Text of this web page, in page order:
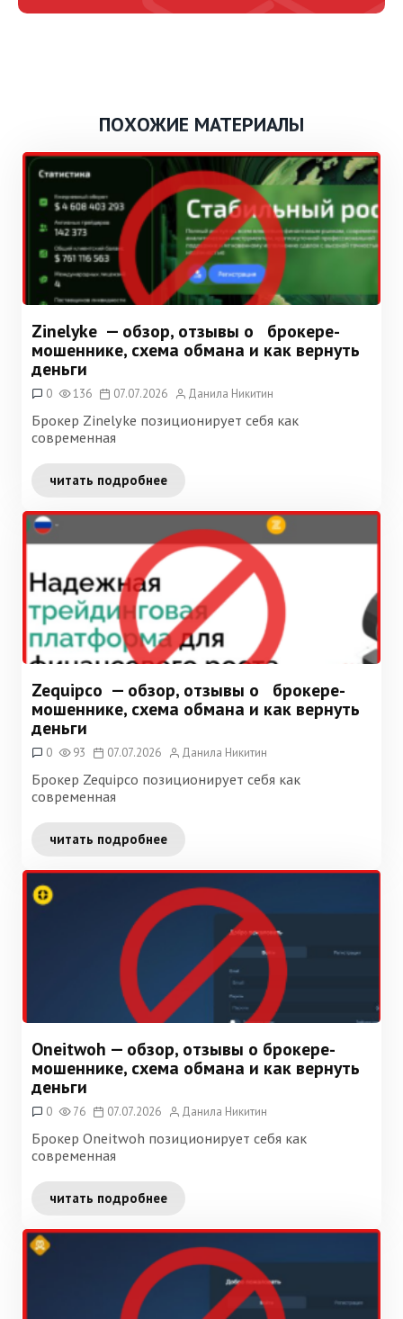
ПОХОЖИЕ МАТЕРИАЛЫ
Zinelyke — обзор, отзывы о брокере-
мошеннике, схема обмана и как вернуть
деньги
0 136 07.07.2026 Данила Никитин
Брокер Zinelyke позиционирует себя как
современная
читать подробнее
Zequipco — обзор, отзывы о брокере-
мошеннике, схема обмана и как вернуть
деньги
0 93 07.07.2026 Данила Никитин
Брокер Zequipco позиционирует себя как
современная
читать подробнее
Oneitwoh — обзор, отзывы о брокере-
мошеннике, схема обмана и как вернуть
деньги
0 76 07.07.2026 Данила Никитин
Брокер Oneitwoh позиционирует себя как
современная
читать подробнее